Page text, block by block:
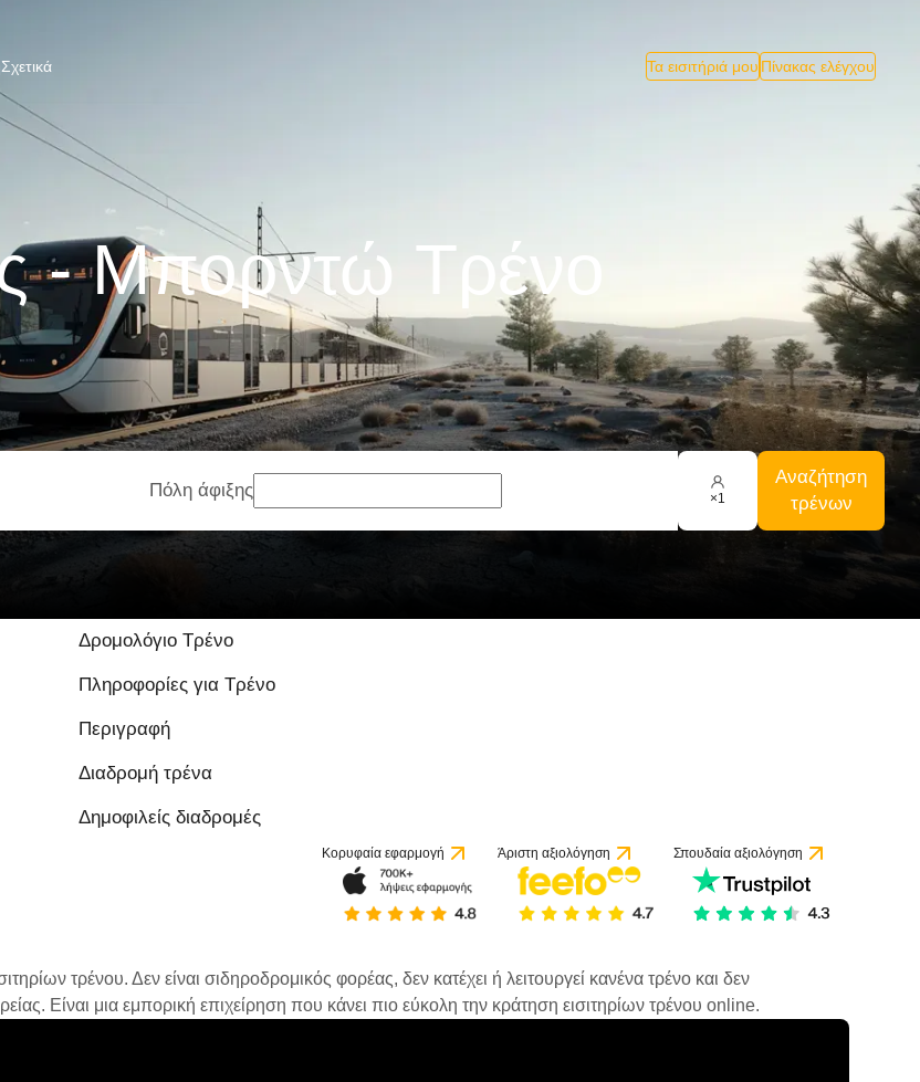
Σχετικά Τα εισιτήριά μου Πίνακας ελέγχου
- Μπορντώ Tρένο
Πόλη άφιξης ×1
Αναζήτηση
τρένων
Δρομολόγιο Τρένο
Πληροφορίες για Τρένο
Περιγραφή
Διαδρομή τρένα
Δημοφιλείς διαδρομές
Κορυφαία εφαρμογή Άριστη αξιολόγηση Σπουδαία αξιολόγηση
τρένου. Δεν είναι σιδηροδρομικός φορέας, δεν κατέχει ή λειτουργεί κανένα τρένο και δεν
Είναι μια εμπορική επιχείρηση που κάνει πιο εύκολη την κράτηση εισιτηρίων τρένου online.
9 / 10 με βάση 1 αξιολογήσεις